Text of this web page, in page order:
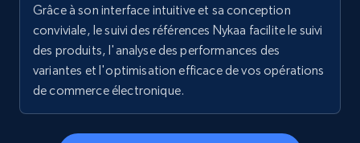
more.
5.6K+ 875+ Commencer
Walmart - products - Discover products by
Grâce à son interface intuitive et sa conception
conviviale, le suivi des références Nykaa facilite le suivi
des produits, l'analyse des performances des
variantes et l'optimisation efficace de vos opérations
de commerce électronique.